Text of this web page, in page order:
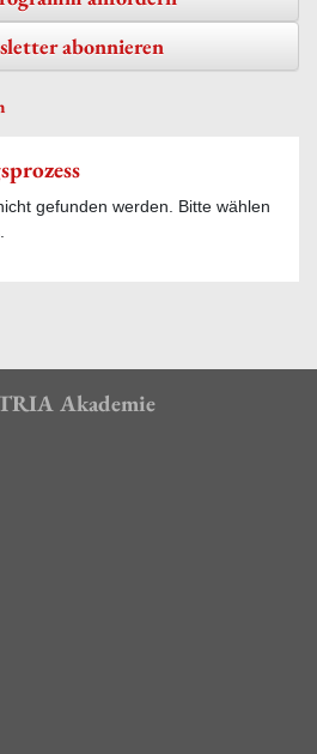
abonnieren
gefunden werden. Bitte wählen
Akademie